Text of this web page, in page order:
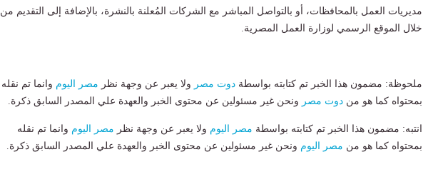
مديريات العمل بالمحافظات، أو بالتواصل المباشر مع الشركات المُعلنة بالنشرة، بالإضافة إلى التقديم من
خلال الموقع الرسمي لوزارة العمل المصرية.
ملحوظة: مضمون هذا الخبر تم كتابته بواسطة دوت مصر ولا يعبر عن وجهة نظر مصر اليوم وانما تم نقله
بمحتواه كما هو من دوت مصر ونحن غير مسئولين عن محتوى الخبر والعهدة علي المصدر السابق ذكرة.
انتبه: مضمون هذا الخبر تم كتابته بواسطة مصر اليوم ولا يعبر عن وجهة نظر مصر اليوم وانما تم نقله
بمحتواه كما هو من مصر اليوم ونحن غير مسئولين عن محتوى الخبر والعهدة علي المصدر السابق ذكرة.